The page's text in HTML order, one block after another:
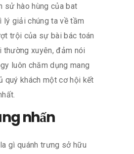
sử hào hùng của bat
lý giải chúng ta về tầm
trội của sự bài bác toán
xuyên, đảm nói
luôn chăm dụng mang
quý khách một cơ hội kết
nhấn
gì quánh trưng sở hữu